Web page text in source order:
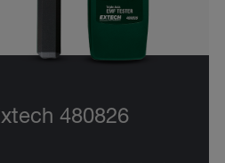
480826